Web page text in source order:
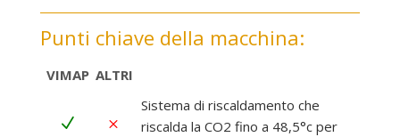
Punti chiave della macchina:
VIMAP ALTRI
N M
Sistema di riscaldamento che
riscalda la CO2 fino a 48,5°c per